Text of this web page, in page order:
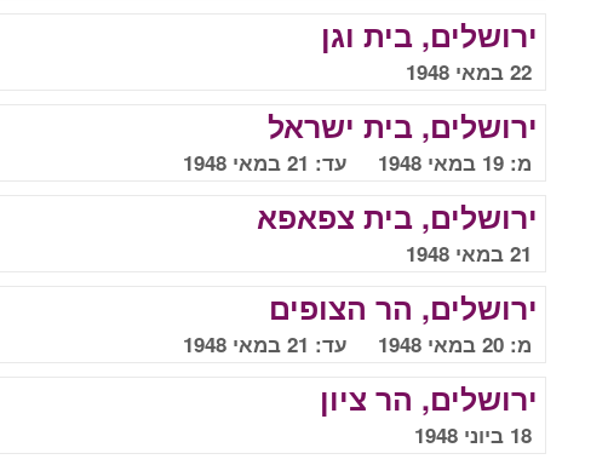
ירושלים, בית וגן
22 במאי 1948
ירושלים, בית ישראל
מ: 19 במאי 1948 עד: 21 במאי 1948
ירושלים, בית צפאפא
21 במאי 1948
ירושלים, הר הצופים
מ: 20 במאי 1948 עד: 21 במאי 1948
ירושלים, הר ציון
18 ביוני 1948